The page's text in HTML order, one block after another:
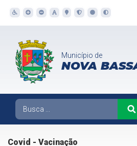
Município de
NOVA
Covid - Vacinação